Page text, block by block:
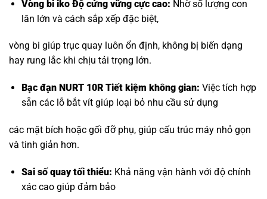
Vòng bi ikoĐộ cứng vững cực cao: Nhờ số lượng con
lăn lớn và cách sắp xếp đặc biệt,
vòng bi giúp trục quay luôn ổn định, không bị biến dạng
hay rung lắc khi chịu tải trọng lớn.
Bạc đạn NURT 10R Tiết kiệm không gian: Việc tích hợp
sẵn các lỗ bắt vít giúp loại bỏ nhu cầu sử dụng
các mặt bích hoặc gối đỡ phụ, giúp cấu trúc máy nhỏ gọn
và tinh giản hơn.
Sai số quay tối thiểu: Khả năng vận hành với độ chính
xác cao giúp đảm bảo